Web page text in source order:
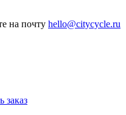
на почту hello@citycycle.ru
заказ